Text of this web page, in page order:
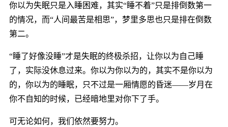
你以为失眠只是入睡困难，其实“睡不着”只是排倒数第一
的情况，而“人间最苦是相思”，梦里多思也只是排在倒数
第二。
“睡了好像没睡”才是失眠的终极杀招，让你以为自己睡
了，实际没休息过来。你以为你以为的，其实不是你以为
的，你以为的睡眠，只不过是一厢情愿的昏迷——岁月在
你不自知的时候，已经暗地里对你下了手。
可无论如何，我们依然要努力。